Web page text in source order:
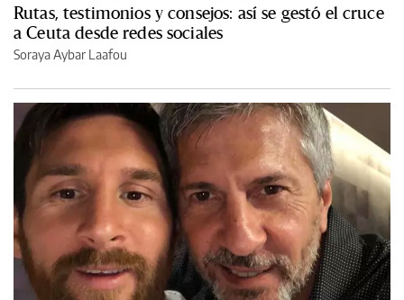
Rutas, testimonios y consejos: así se gestó el cruce
a Ceuta desde redes sociales
Soraya Aybar Laafou